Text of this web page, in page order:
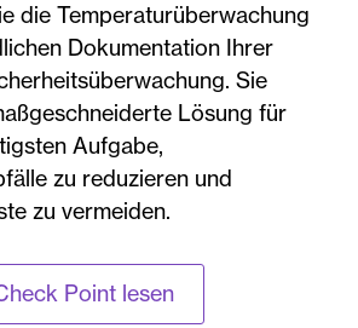
die Temperaturüberwachung
Dokumentation Ihrer
Sie
Lösung für
Aufgabe,
zu reduzieren und
zu vermeiden.
Point lesen